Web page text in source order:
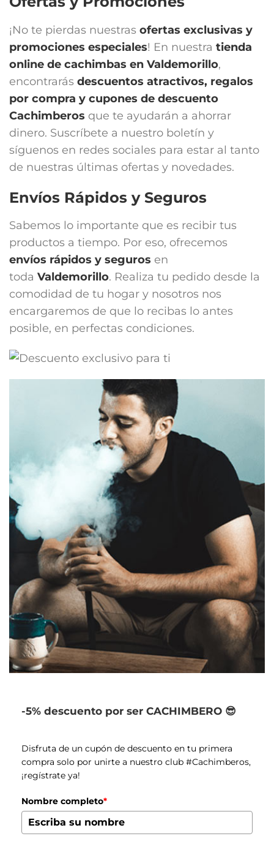
¡No te pierdas nuestras ofertas exclusivas y
promociones especiales! En nuestra tienda
online de cachimbas en Valdemorillo,
encontrarás descuentos atractivos, regalos
por compra y cupones de descuento
Cachimberos que te ayudarán a ahorrar
dinero. Suscríbete a nuestro boletín y
síguenos en redes sociales para estar al tanto
de nuestras últimas ofertas y novedades.
Envíos Rápidos y Seguros
Sabemos lo importante que es recibir tus
productos a tiempo. Por eso, ofrecemos
envíos rápidos y seguros en
toda Valdemorillo. Realiza tu pedido desde la
comodidad de tu hogar y nosotros nos
encargaremos de que lo recibas lo antes
posible, en perfectas condiciones.
-5% descuento por ser CACHIMBERO 😎
Disfruta de un cupón de descuento en tu primera
compra solo por unirte a nuestro club #Cachimberos,
¡regístrate ya!
Nombre completo*